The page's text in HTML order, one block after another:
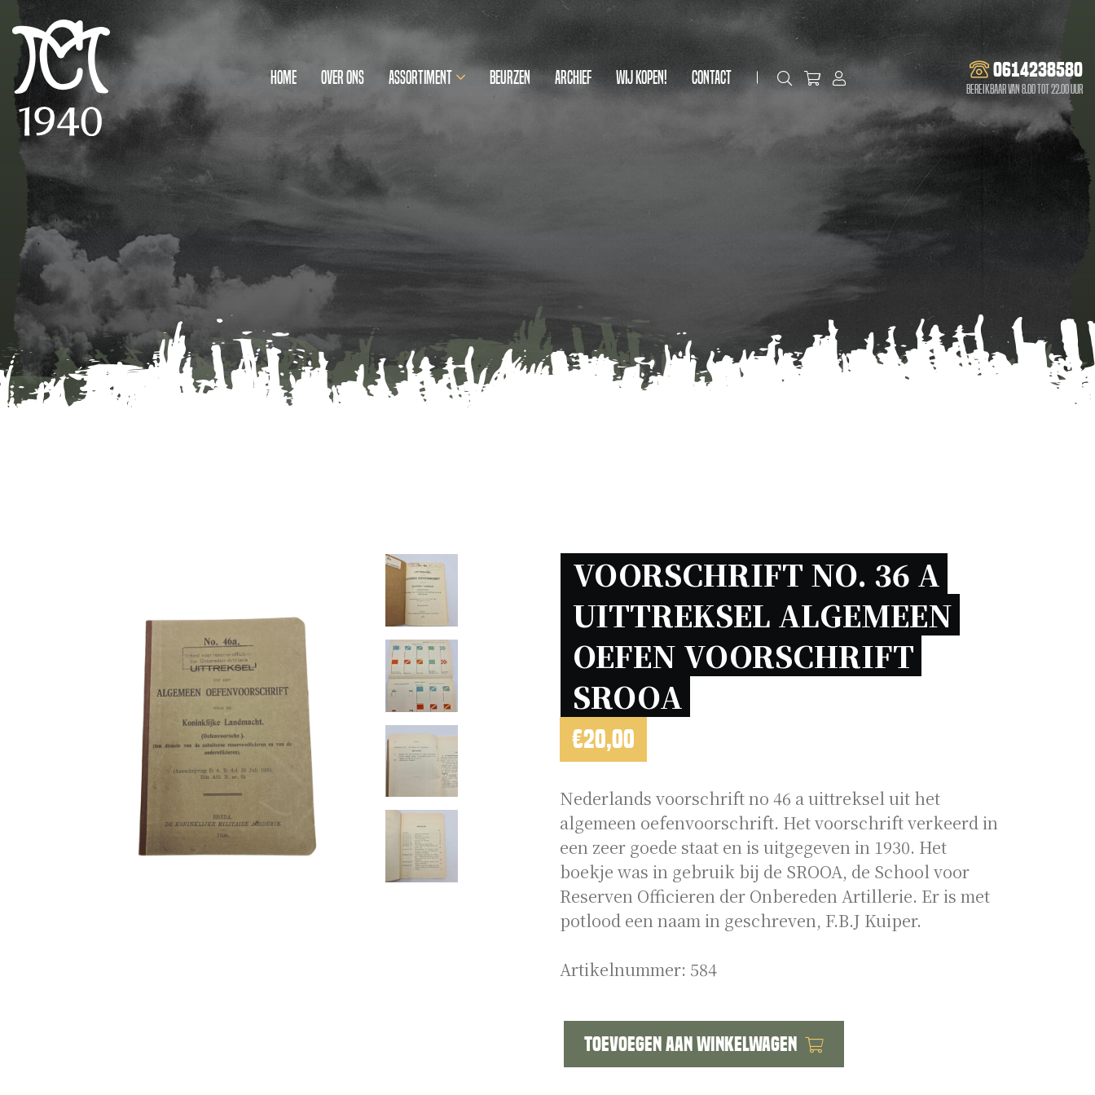
0614238580
Bereikbaar van 8.00 tot 22.00 uur
Home Over ons Assortiment Beurzen Archief Wij kopen! Contact
VOORSCHRIFT NO. 36 A
UITTREKSEL ALGEMEEN
OEFEN VOORSCHRIFT
SROOA
€20,00
Nederlands voorschrift no 46 a uittreksel uit het
algemeen oefenvoorschrift. Het voorschrift verkeerd in
een zeer goede staat en is uitgegeven in 1930. Het
boekje was in gebruik bij de SROOA, de School voor
Reserven Officieren der Onbereden Artillerie. Er is met
potlood een naam in geschreven, F.B.J Kuiper.
Artikelnummer: 584
Voorschrift
Toevoegen aan winkelwagen